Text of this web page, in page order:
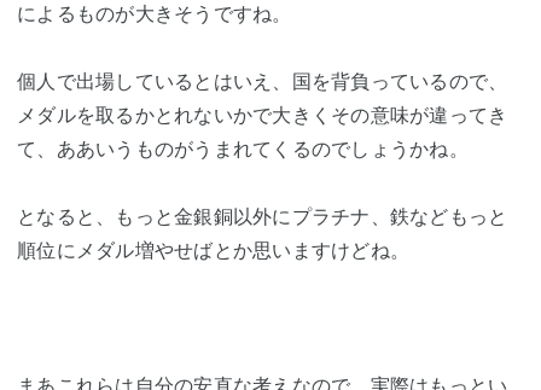
によるものが大きそうですね。
個人で出場しているとはいえ、国を背負っているので、
メダルを取るかとれないかで大きくその意味が違ってき
て、ああいうものがうまれてくるのでしょうかね。
となると、もっと金銀銅以外にプラチナ、鉄などもっと
順位にメダル増やせばとか思いますけどね。